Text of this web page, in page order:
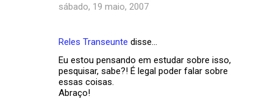
sábado, 19 maio, 2007
Reles Transeunte disse…
Eu estou pensando em estudar sobre isso,
pesquisar, sabe?! É legal poder falar sobre
essas coisas.
Abraço!